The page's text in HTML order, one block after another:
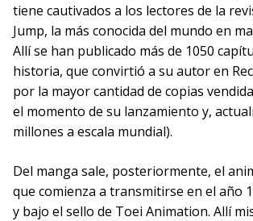
tiene cautivados a los lectores de la
Jump, la más conocida del mundo en
Allí se han publicado más de 1050
historia, que convirtió a su autor en
por la mayor cantidad de copias
el momento de su lanzamiento y,
millones a escala mundial).
Del manga sale, posteriormente, el
que comienza a transmitirse en el año
y bajo el sello de Toei Animation. Allí